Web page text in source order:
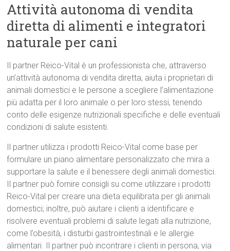
Attività autonoma di vendita
diretta di alimenti e integratori
naturale per cani
Il partner Reico-Vital è un professionista che, attraverso
un’attività autonoma di vendita diretta, aiuta i proprietari di
animali domestici e le persone a scegliere l’alimentazione
più adatta per il loro animale o per loro stessi, tenendo
conto delle esigenze nutrizionali specifiche e delle eventuali
condizioni di salute esistenti.
Il partner utilizza i prodotti Reico-Vital come base per
formulare un piano alimentare personalizzato che mira a
supportare la salute e il benessere degli animali domestici.
Il partner può fornire consigli su come utilizzare i prodotti
Reico-Vital per creare una dieta equilibrata per gli animali
domestici; inoltre, può aiutare i clienti a identificare e
risolvere eventuali problemi di salute legati alla nutrizione,
come l’obesità, i disturbi gastrointestinali e le allergie
alimentari. Il partner può incontrare i clienti in persona, via